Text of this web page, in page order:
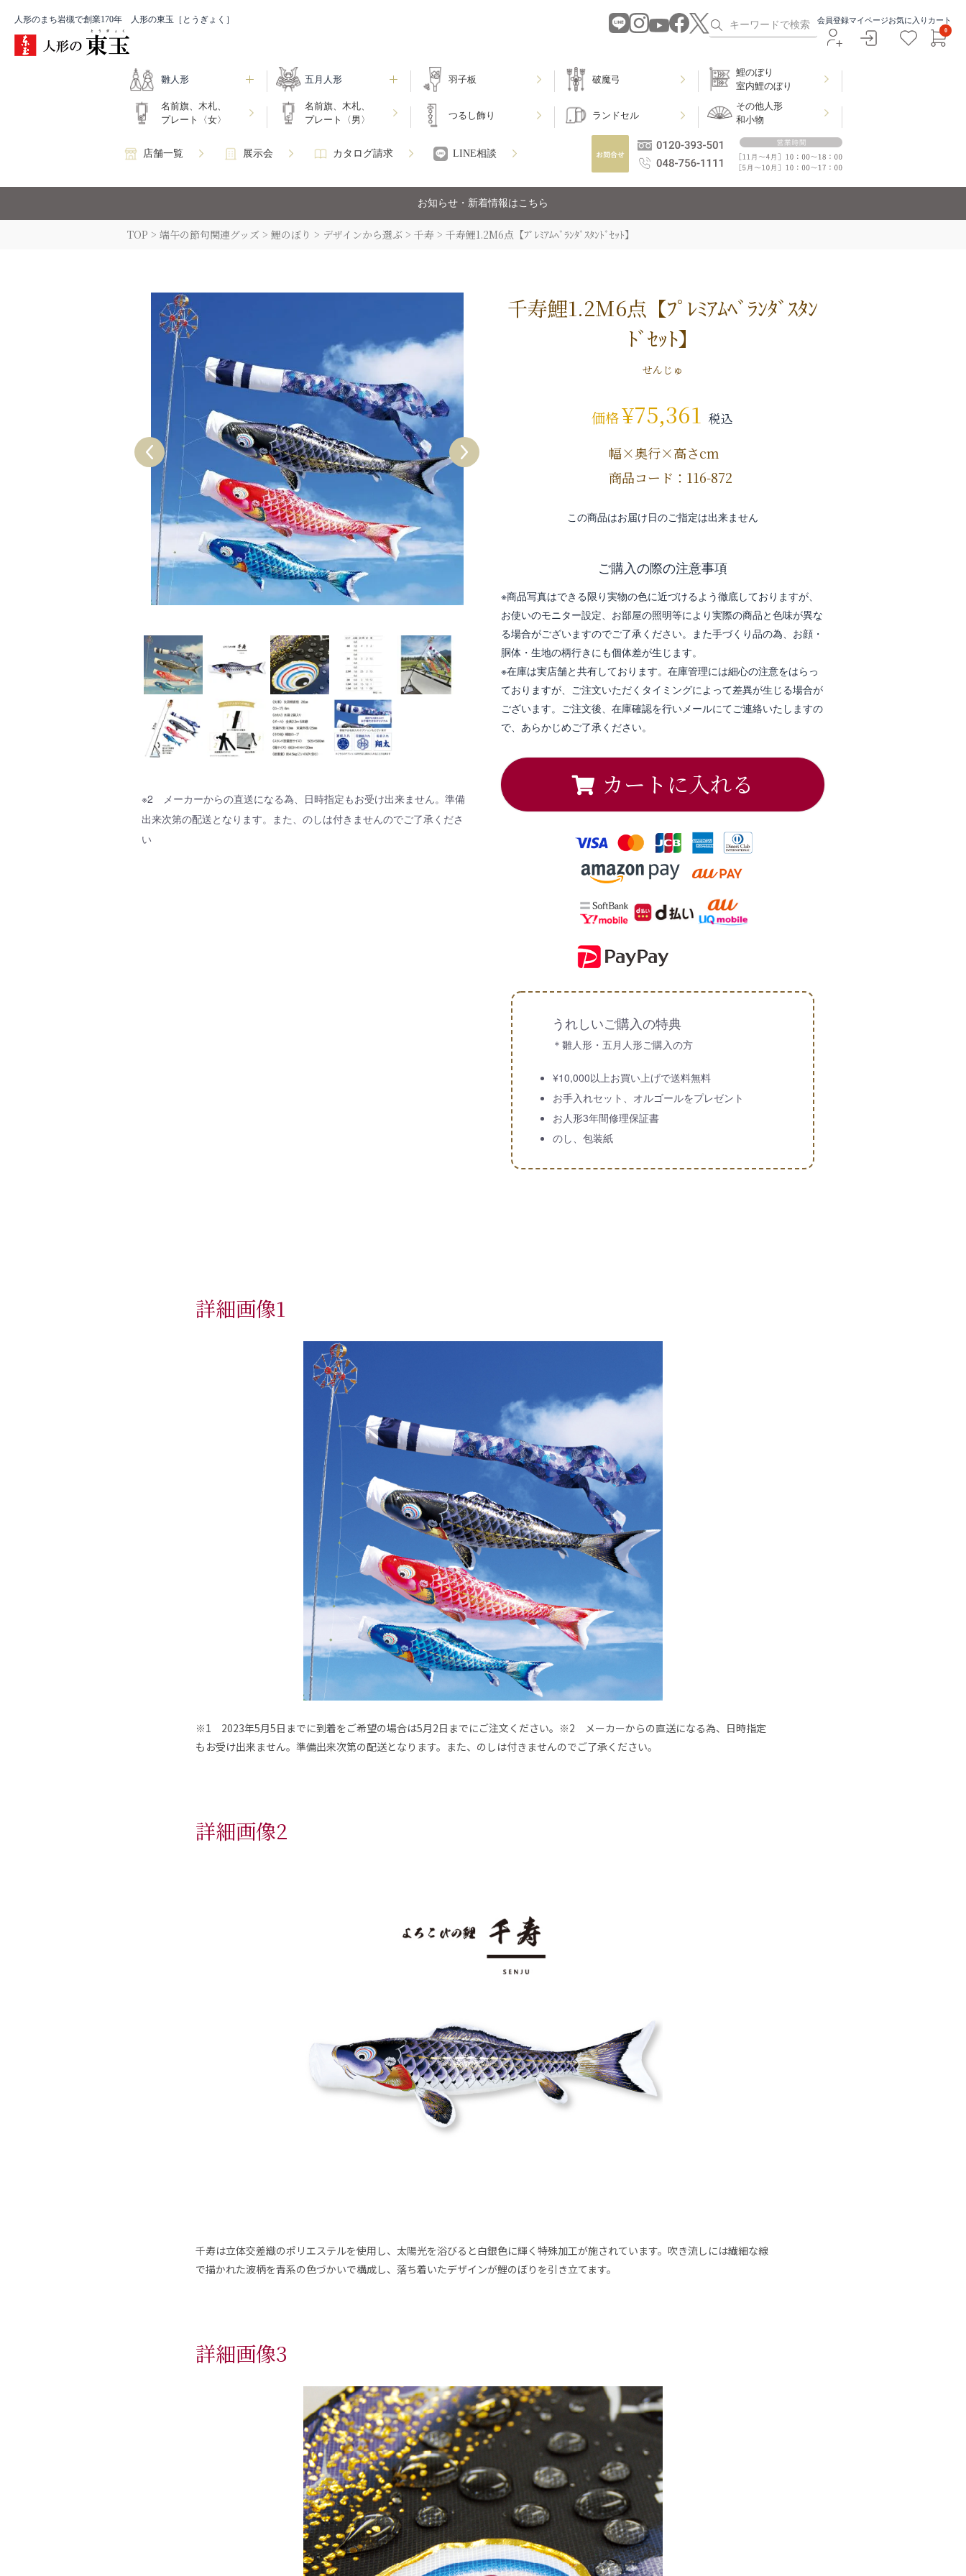
人形のまち岩槻で創業170年 人形の東玉［とうぎょく］ 会員登録マイページお気に入り カート
0
雛人形 五月人形 羽子板 破魔弓
鯉のぼり
室内鯉のぼり
名前旗、木札、
プレート〈女〉
名前旗、木札、
プレート〈男〉
つるし飾り ランドセル
その他人形
和小物
店舗一覧 展示会 カタログ請求 LINE相談
お知らせ・新着情報はこちら
TOP 端午の節句関連グッズ 鯉のぼり デザインから選ぶ 千寿 千寿鯉1.2M6点【ﾌﾟﾚﾐｱﾑﾍﾞﾗﾝﾀﾞｽﾀﾝﾄﾞｾｯﾄ】
※2 メーカーからの直送になる為、日時指定もお受け出来ません。準備
出来次第の配送となります。また、のしは付きませんのでご了承くださ
い
千寿鯉1.2M6点【ﾌﾟﾚﾐｱﾑﾍﾞﾗﾝﾀﾞｽﾀﾝ
ﾄﾞｾｯﾄ】
せんじゅ
価格¥75,361 税込
幅×奥行×高さcm
商品コード：116-872
この商品はお届け日のご指定は出来ません
ご購入の際の注意事項
※商品写真はできる限り実物の色に近づけるよう徹底しておりますが、
お使いのモニター設定、お部屋の照明等により実際の商品と色味が異な
る場合がございますのでご了承ください。また手づくり品の為、お顔・
胴体・生地の柄行きにも個体差が生じます。
※在庫は実店舗と共有しております。在庫管理には細心の注意をはらっ
ておりますが、ご注文いただくタイミングによって差異が生じる場合が
ございます。ご注文後、在庫確認を行いメールにてご連絡いたしますの
で、あらかじめご了承ください。
カートに入れる
うれしいご購入の特典
＊雛人形・五月人形ご購入の方
¥10,000以上お買い上げで送料無料
お手入れセット、オルゴールをプレゼント
お人形3年間修理保証書
のし、包装紙
詳細画像1
※1 2023年5月5日までに到着をご希望の場合は5月2日までにご注文ください。※2 メーカーからの直送になる為、日時指定
もお受け出来ません。準備出来次第の配送となります。また、のしは付きませんのでご了承ください。
詳細画像2
千寿は立体交差織のポリエステルを使用し、太陽光を浴びると白銀色に輝く特殊加工が施されています。吹き流しには繊細な線
で描かれた波柄を青系の色づかいで構成し、落ち着いたデザインが鯉のぼりを引き立てます。
詳細画像3